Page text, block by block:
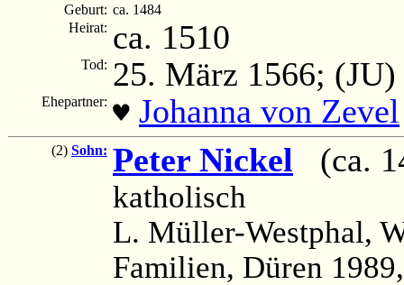
Geburt: ca. 1484
Heirat: ca. 1510
Tod: 25. März 1566; (JU)
Ehepartner: ♥ Johanna von Zevel
(2) Sohn: Peter Nickel (ca.
katholisch
L. Müller-Westphal,
Familien, Düren